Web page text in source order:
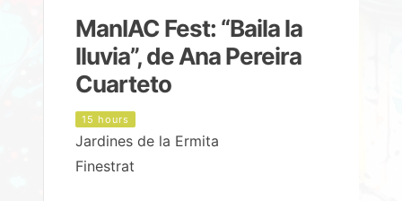
ManIAC Fest: “Baila la
lluvia”, de Ana Pereira
Cuarteto
15 hours
Jardines de la Ermita
Finestrat